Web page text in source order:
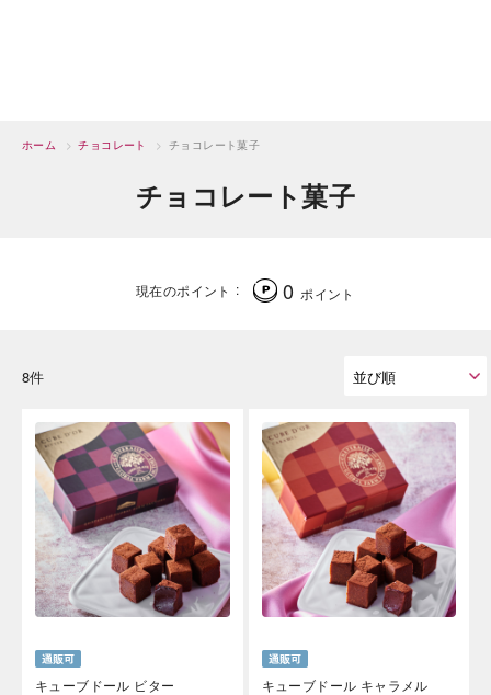
ホーム > チョコレート > チョコレート菓子
チョコレート菓子
現在のポイント 0 ポイント
8件
キューブドール ビター キューブドール キャラメル